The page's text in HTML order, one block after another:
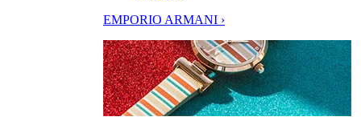
EMPORIO ARMANI ›